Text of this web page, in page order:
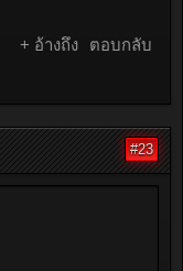
+ อ้างถึง ตอบกลับ
#23